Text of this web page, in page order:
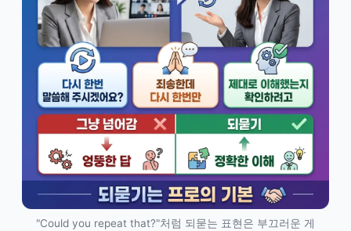
"Could you repeat that?"처럼 되묻는 표현은 부끄러운 게